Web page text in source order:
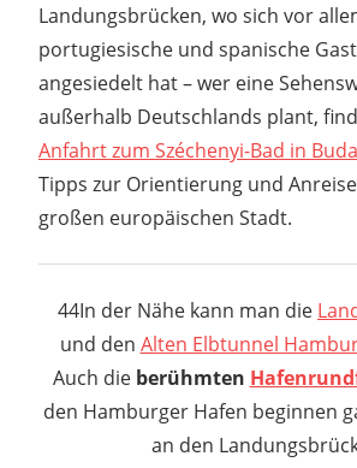
Landungsbrücken, wo sich vor
portugiesische und spanische
angesiedelt hat – wer eine
außerhalb Deutschlands plant,
Anfahrt zum Széchenyi-Bad in
Tipps zur Orientierung und
großen europäischen Stadt.
44In der Nähe kann man die
und den Alten Elbtunnel
Auch die berühmten
den Hamburger Hafen beginnen
an den